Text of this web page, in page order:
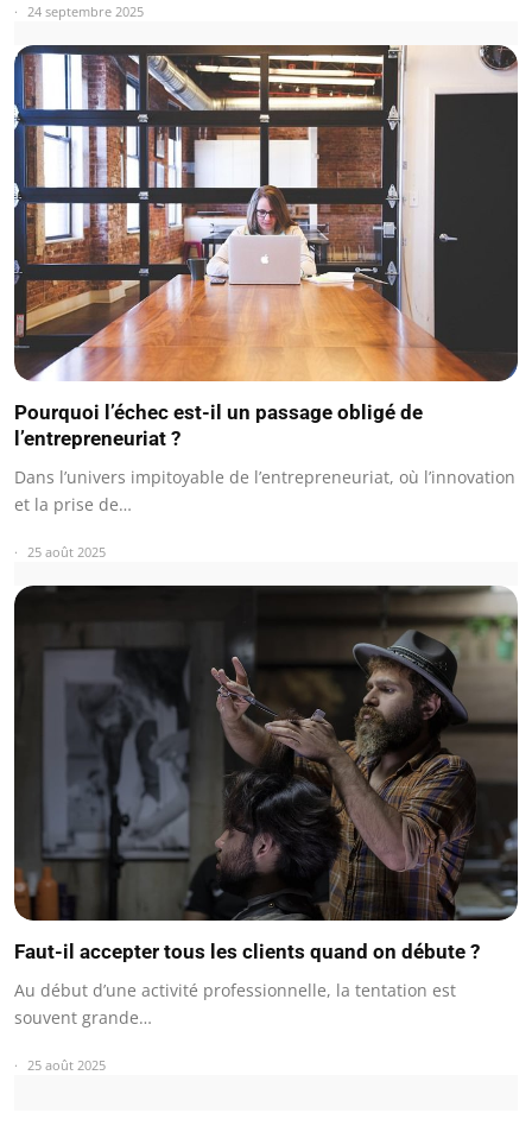
24 septembre 2025
Pourquoi l’échec est-il un passage obligé de
l’entrepreneuriat ?
Dans l’univers impitoyable de l’entrepreneuriat, où l’innovation
et la prise de…
25 août 2025
Faut-il accepter tous les clients quand on débute ?
Au début d’une activité professionnelle, la tentation est
souvent grande…
25 août 2025